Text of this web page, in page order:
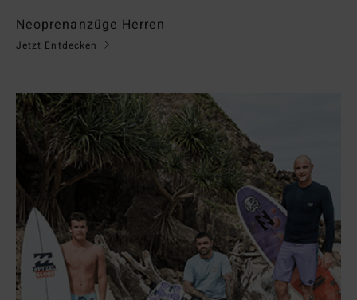
Neoprenanzüge Herren
Jetzt Entdecken